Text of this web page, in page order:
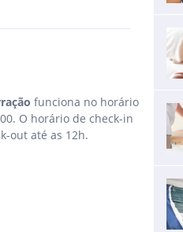
funciona no horário
O horário de check-in
out até as 12h.